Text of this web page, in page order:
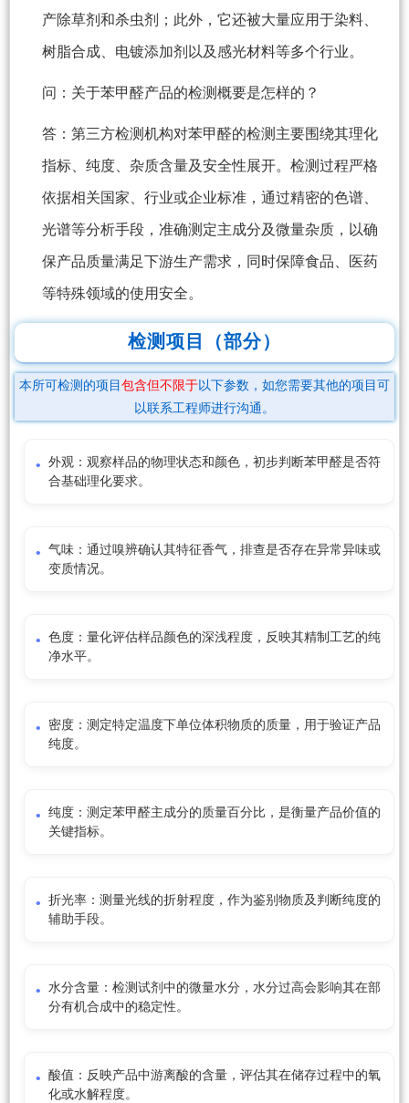
产除草剂和杀虫剂；此外，它还被大量应用于染料、
树脂合成、电镀添加剂以及感光材料等多个行业。
问：关于苯甲醛产品的检测概要是怎样的？
答：第三方检测机构对苯甲醛的检测主要围绕其理化
指标、纯度、杂质含量及安全性展开。检测过程严格
依据相关国家、行业或企业标准，通过精密的色谱、
光谱等分析手段，准确测定主成分及微量杂质，以确
保产品质量满足下游生产需求，同时保障食品、医药
等特殊领域的使用安全。
检测项目（部分）
本所可检测的项目 包含但不限于以下参数，如您需要其他的项目可
以联系工程师进行沟通。
外观：观察样品的物理状态和颜色，初步判断苯甲醛是否符
合基础理化要求。
气味：通过嗅辨确认其特征香气，排查是否存在异常异味或
变质情况。
色度：量化评估样品颜色的深浅程度，反映其精制工艺的纯
净水平。
密度：测定特定温度下单位体积物质的质量，用于验证产品
纯度。
纯度：测定苯甲醛主成分的质量百分比，是衡量产品价值的
关键指标。
折光率：测量光线的折射程度，作为鉴别物质及判断纯度的
辅助手段。
水分含量：检测试剂中的微量水分，水分过高会影响其在部
分有机合成中的稳定性。
酸值：反映产品中游离酸的含量，评估其在储存过程中的氧
化或水解程度。